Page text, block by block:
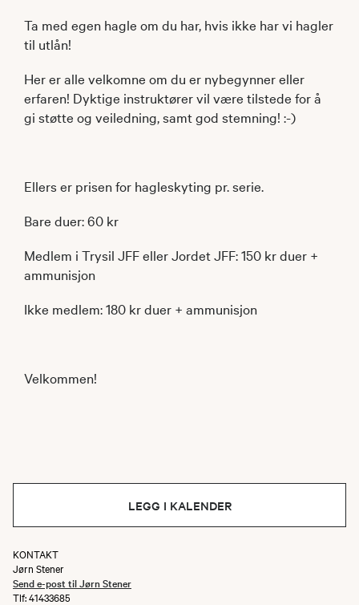
Ta med egen hagle om du har, hvis ikke har vi hagler
til utlån!
Her er alle velkomne om du er nybegynner eller
erfaren! Dyktige instruktører vil være tilstede for å
gi støtte og veiledning, samt god stemning! :-)
Ellers er prisen for hagleskyting pr. serie.
Bare duer: 60 kr
Medlem i Trysil JFF eller Jordet JFF: 150 kr duer +
ammunisjon
Ikke medlem: 180 kr duer + ammunisjon
Velkommen!
LEGG I KALENDER
KONTAKT
Jørn Stener
Send e-post til Jørn Stener
Tlf: 41433685